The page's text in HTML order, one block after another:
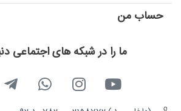
ما را در شبکه های اجتماعی
حساب من